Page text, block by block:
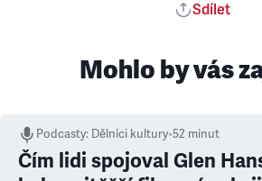
Sdílet
Mohlo by vás
Podcasty: Dělníci kultury•52 minut
Čím lidi spojoval Glen